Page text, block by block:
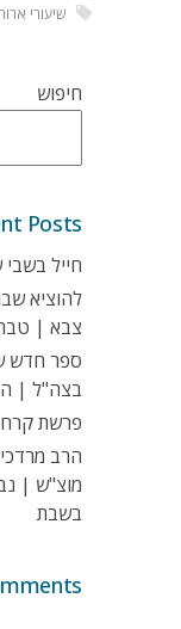
שיעורי
חיפוש
Posts
חייל
להוציא
צבא | טבח
ספר חדש
בצה"ל |
פרשת קרח
הרב
מוצ"ש |
בשבת